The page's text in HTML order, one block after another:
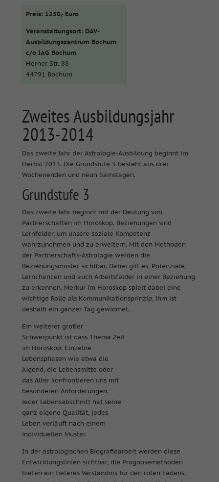
Preis: 1250,- Euro
Veranstaltungsort: DAV-
Ausbildungszentrum Bochum
c/o IAG Bochum
Herner Str. 88
44791 Bochum
Zweites Ausbildungsjahr
2013-2014
Das zweite Jahr der Astrologie-Ausbildung beginnt im
Herbst 2013. Die Grundstufe 3 besteht aus drei
Wochenenden und neun Samstagen.
Grundstufe 3
Das zweite Jahr beginnt mit der Deutung von
Partnerschaften im Horoskop. Beziehungen sind
Lernfelder, um unsere soziale Kompetenz
wahrzunehmen und zu erweitern. Mit den Methoden
der Partnerschafts-Astrologie werden die
Beziehungsmuster sichtbar. Dabei gilt es, Potenziale,
Lernchancen und auch Arbeitsfelder in einer Beziehung
zu erkennen. Merkur im Horoskop spielt dabei eine
wichtige Rolle als Kommunikationsprinzip, ihm ist
deshalb ein ganzer Tag gewidmet.
Ein weiterer großer
Schwerpunkt ist dass Thema Zeit
im Horoskop. Einzelne
Lebensphasen wie etwa die
Jugend, die Lebensmitte oder
das Alter konfrontieren uns mit
besonderen Anforderungen.
Jeder Lebensabschnitt hat seine
ganz eigene Qualität, jedes
Leben verläuft nach einem
individuellen Muster.
In der astrologischen Biografiearbeit werden diese
Entwicklungslinien sichtbar, die Prognosemethoden
bieten ein tieferes Verständnis für den roten Fadens,